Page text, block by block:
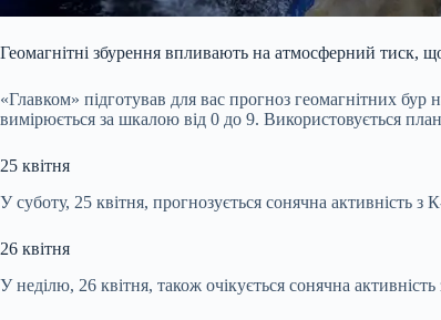
Геомагнітні збурення впливають на атмосферний тиск,
«Главком» підготував для вас прогноз геомагнітних
вимірюється за шкалою від 0 до 9. Використовується
25 квітня
У суботу, 25 квітня, прогнозується сонячна активність
26 квітня
У неділю, 26 квітня, також очікується сонячна